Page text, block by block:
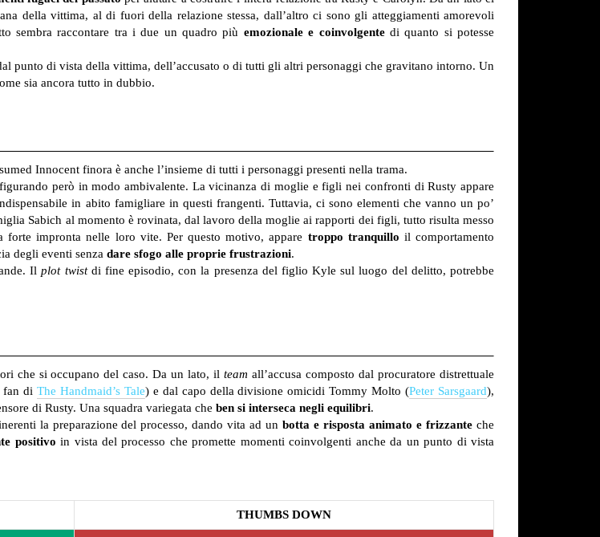
della vittima, al di fuori della relazione stessa, dall’altro ci sono gli atteggiamenti amorevoli
sembra raccontare tra i due un quadro più emozionale e coinvolgentedi quanto si potesse
punto di vista della vittima, dell’accusato o di tutti gli altri personaggi che gravitano intorno. Un
sia ancora tutto in dubbio.
Innocent finora è anche l’insieme di tutti i personaggi presenti nella trama.
però in modo ambivalente. La vicinanza di moglie e figli nei confronti di Rusty appare
in abito famigliare in questi frangenti. Tuttavia, ci sono elementi che vanno un po’
Sabich al momento è rovinata, dal lavoro della moglie ai rapporti dei figli, tutto risulta messo
impronta nelle loro vite. Per questo motivo, appare troppo tranquillo il comportamento
degli eventi senza dare sfogo alle proprie frustrazioni.
Ilplot twistdi fine episodio, con la presenza del figlio Kyle sul luogo del delitto, potrebbe
che si occupano del caso. Da un lato, ilteam all’accusa composto dal procuratore distrettuale
fan di The Handmaid’s Tale) e dal capo della divisione omicidi Tommy Molto (Peter Sarsgaard),
di Rusty. Una squadra variegata che ben si interseca negli equilibri.
la preparazione del processo, dando vita ad unbotta e risposta animato e frizzante che
positivo in vista del processo che promette momenti coinvolgenti anche da un punto di vista
THUMBS DOWN